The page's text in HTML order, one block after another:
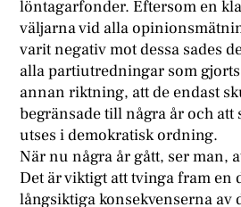
löntagarfonder. Eftersom en
väljarna vid alla
varit negativ mot dessa sades
alla partiutredningar som
annan riktning, att de endast
begränsade till några år och
utses i demokratisk ordning.
När nu några år gått, ser man,
Det är viktigt att tvinga fram en
långsiktiga konsekvenserna av